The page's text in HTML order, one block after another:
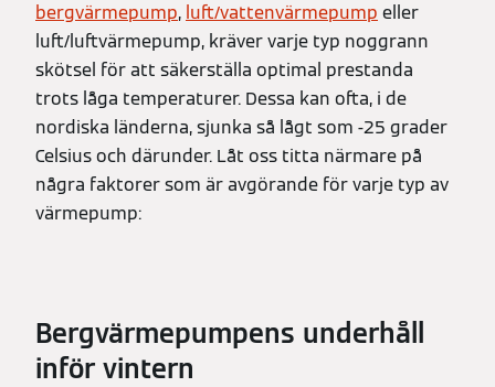
bergvärmepump, luft/vattenvärmepump eller
luft/luftvärmepump, kräver varje typ noggrann
skötsel för att säkerställa optimal prestanda
trots låga temperaturer. Dessa kan ofta, i de
nordiska länderna, sjunka så lågt som -25 grader
Celsius och därunder. Låt oss titta närmare på
några faktorer som är avgörande för varje typ av
värmepump:
Bergvärmepumpens underhåll
inför vintern